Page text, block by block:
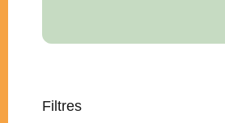
Filtres